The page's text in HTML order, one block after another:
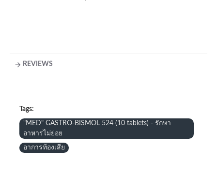
REVIEWS
Tags:
"MED" GASTRO-BISMOL 524 (10 tablets) - รักษา
อาหารไม่ย่อย
อาการท้องเสีย